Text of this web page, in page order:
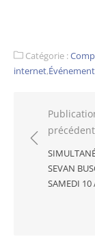
Catégorie :
internet,
de
l’article
SEVAN
SAMEDI 10